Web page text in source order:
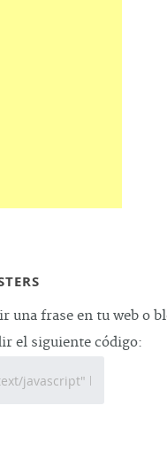
una frase en tu web o
el siguiente código: